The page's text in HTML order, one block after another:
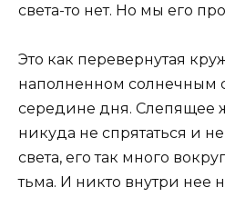
света-то нет. Но мы его
Это как перевернутая
наполненном солнечным
середине дня. Слепящее
никуда не спрятаться и
света, его так много
тьма. И никто внутри нее